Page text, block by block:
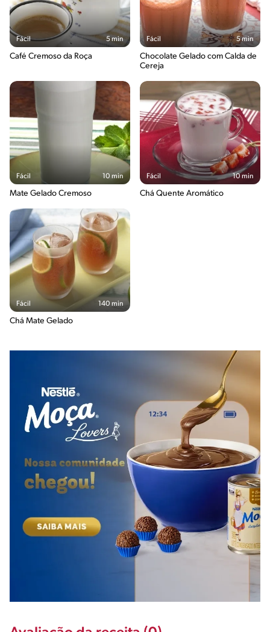
Fácil 5 min
Café Cremoso da Roça
Fácil 5 min
Chocolate Gelado com Calda de
Cereja
Fácil 10 min
Mate Gelado Cremoso
Fácil 10 min
Chá Quente Aromático
Fácil 140 min
Chá Mate Gelado